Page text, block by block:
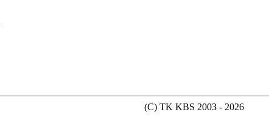
(C) TK KBS 2003 - 2026